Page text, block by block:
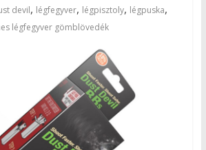
devil, légfegyver, légpisztoly, légpuska,
légfegyver gömblövedék